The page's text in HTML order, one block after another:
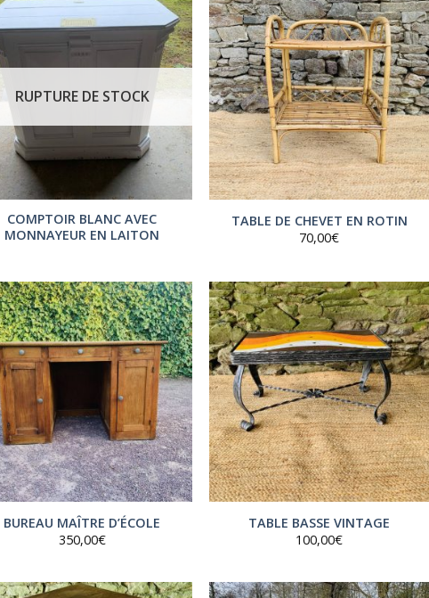
RUPTURE DE STOCK
COMPTOIR BLANC AVEC
MONNAYEUR EN LAITON
TABLE DE CHEVET EN ROTIN
70,00€
BUREAU MAÎTRE D’ÉCOLE
350,00€
TABLE BASSE VINTAGE
100,00€